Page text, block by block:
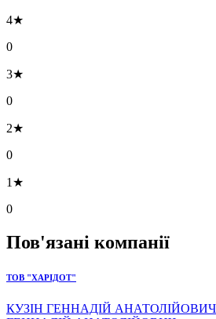
4★
0
3★
0
2★
0
1★
0
Пов'язані компанії
ТОВ "ХАРІДОТ"
КУЗІН ГЕННАДІЙ АНАТОЛІЙОВИЧ -